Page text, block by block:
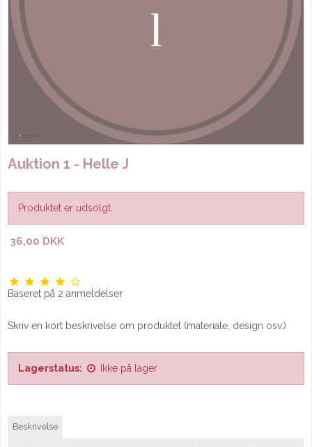
Auktion 1 - Helle J
Produktet er udsolgt.
36,00 DKK
Baseret på 2 anmeldelser
Skriv en kort beskrivelse om produktet (materiale, design osv.)
Lagerstatus: Ikke på lager
Beskrivelse